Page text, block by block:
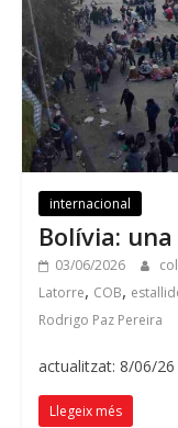
internacional
Bolívia:
03/06/2026
Latorre, COB,
Rodrigo Paz Pereira
actualitzat: 8/06/26
Llegeix més